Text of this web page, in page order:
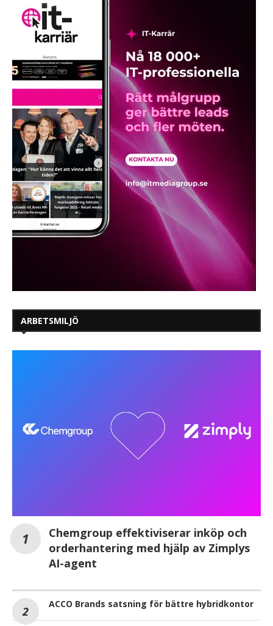
ARBETSMILJÖ
Chemgroup effektiviserar inköp och
orderhantering med hjälp av Zimplys
AI-agent
ACCO Brands satsning för bättre hybridkontor